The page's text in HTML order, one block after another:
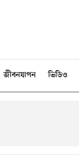
জীবনযাপন ভিডিও